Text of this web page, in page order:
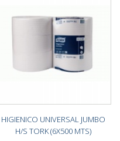
HIGIENICO UNIVERSAL JUMBO
H/S TORK (6X500 MTS)